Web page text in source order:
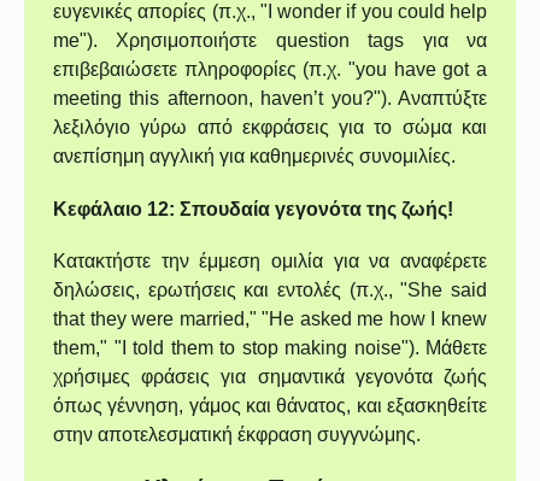
ευγενικές απορίες (π.χ., "I wonder if you could help
me"). Χρησιμοποιήστε question tags για να
επιβεβαιώσετε πληροφορίες (π.χ. "you have got a
meeting this afternoon, haven’t you?"). Αναπτύξτε
λεξιλόγιο γύρω από εκφράσεις για το σώμα και
ανεπίσημη αγγλική για καθημερινές συνομιλίες.
Κεφάλαιο 12: Σπουδαία γεγονότα της ζωής!
Κατακτήστε την έμμεση ομιλία για να αναφέρετε
δηλώσεις, ερωτήσεις και εντολές (π.χ., "She said
that they were married," "He asked me how I knew
them," "I told them to stop making noise"). Μάθετε
χρήσιμες φράσεις για σημαντικά γεγονότα ζωής
όπως γέννηση, γάμος και θάνατος, και εξασκηθείτε
στην αποτελεσματική έκφραση συγγνώμης.